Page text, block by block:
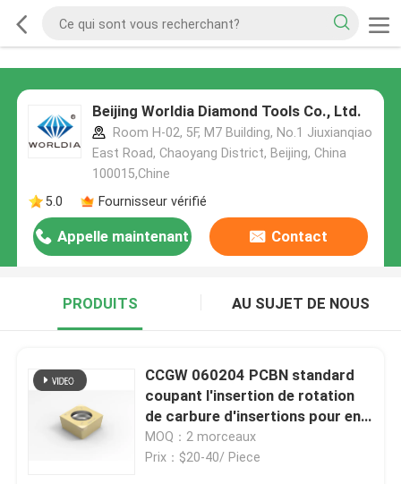
Beijing Worldia Diamond Tools Co., Ltd.
Room H-02, 5F, M7 Building, No.1 Jiuxianqiao
East Road, Chaoyang District, Beijing, China
100015,Chine
5.0
Fournisseur vérifié
Appelle maintenant Contact
PRODUITS AU SUJET DE NOUS
CCGW 060204 PCBN standard
coupant l'insertion de rotation
de carbure d'insertions pour en
acier trempé
MOQ：2 morceaux
Prix：$20-40/ Piece